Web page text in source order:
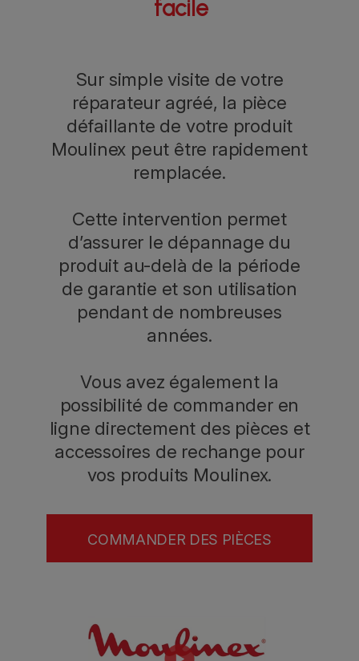
facile
Sur simple visite de votre
réparateur agréé, la pièce
défaillante de votre produit
Moulinex peut être rapidement
remplacée.
Cette intervention permet
d’assurer le dépannage du
produit au-delà de la période
de garantie et son utilisation
pendant de nombreuses
années.
Vous avez également la
possibilité de commander en
ligne directement des pièces et
accessoires de rechange pour
vos produits Moulinex.
COMMANDER DES PIÈCES